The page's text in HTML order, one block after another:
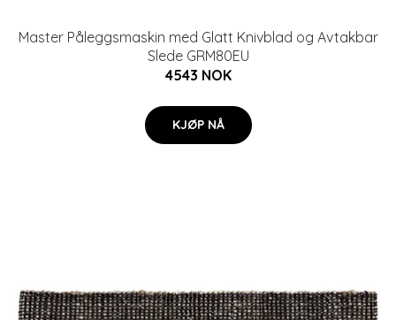
Master Påleggsmaskin med Glatt Knivblad og Avtakbar
Slede GRM80EU
4543 NOK
KJØP NÅ